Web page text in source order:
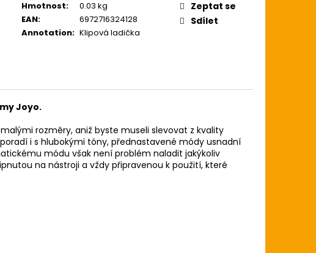
Hmotnost:
0.03 kg
EAN:
6972716324128
Annotation: Klipová ladička
Zeptat se
Sdílet
Joyo.
rozměry, aniž byste museli slevovat z kvality
i s hlubokými tóny, přednastavené módy usnadní
módu však není problém naladit jakýkoliv
na nástroji a vždy připravenou k použití, které
PRO AKUSTICKOU KYTARU